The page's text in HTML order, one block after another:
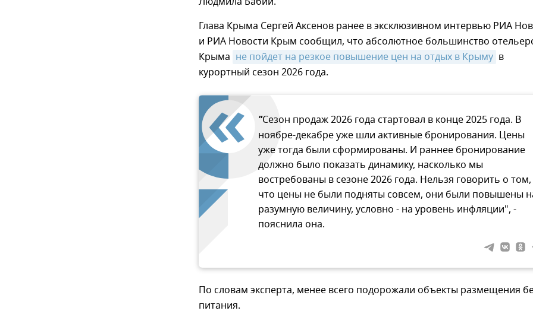
Глава Крыма Сергей Аксенов ранее в эксклюзивном интервью РИА
и РИА Новости Крым сообщил, что абсолютное большинство
Крыма не пойдет на резкое повышение цен на отдых в Крыму в
курортный сезон 2026 года.
"Сезон продаж 2026 года стартовал в конце 2025 года. В
ноябре-декабре уже шли активные бронирования. Цены
уже тогда были сформированы. И раннее бронирование
должно было показать динамику, насколько мы
востребованы в сезоне 2026 года. Нельзя говорить о том,
что цены не были подняты совсем, они были повышены
разумную величину, условно - на уровень инфляции", -
пояснила она.
По словам эксперта, менее всего подорожали объекты размещения
питания.